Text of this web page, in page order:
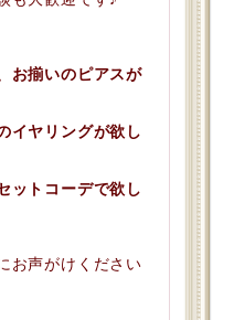
お揃いのピアスが
イヤリングが欲し
ットコーデで欲し
お声がけください